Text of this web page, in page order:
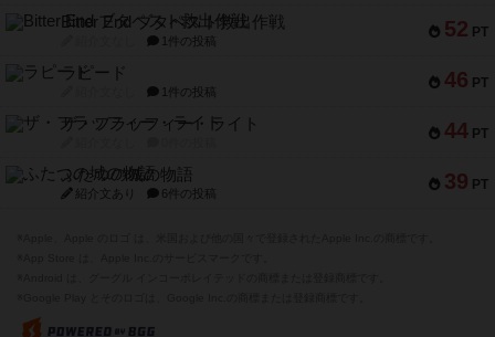
52 PT
Bitter End ブタペスト救出作戦
1件の投稿
46 PT
ラピード
1件の投稿
44 PT
ザ・フラッフィー・ライト
39 PT
ふたつの城の物語
紹介文あり 6件の投稿